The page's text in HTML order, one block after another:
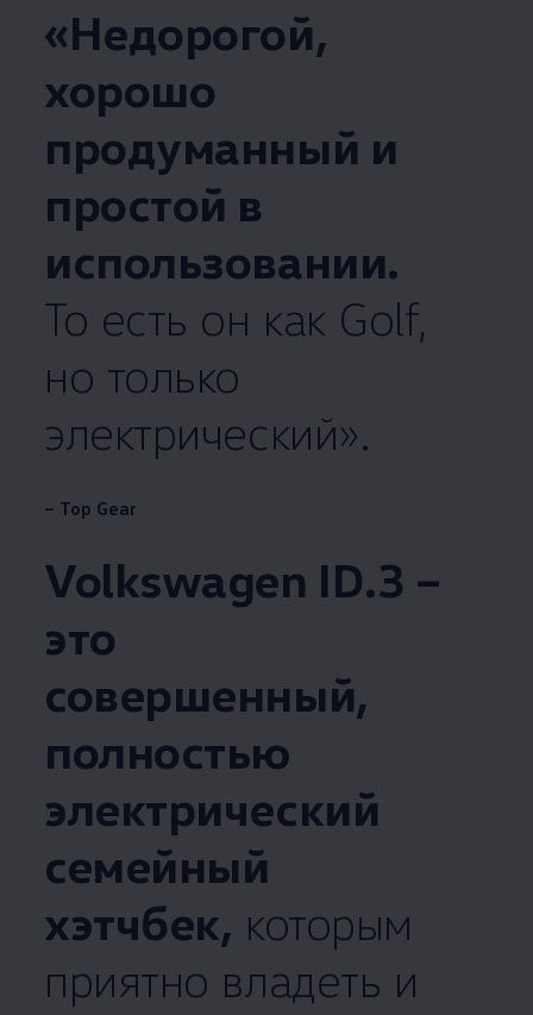
«Недорогой,
хорошо
продуманный и
простой в
использовании.
То есть он как Golf,
но только
электрический».
– Top Gear
Volkswagen ID.3 –
это
совершенный,
полностью
электрический
семейный
хэтчбек, которым
приятно владеть и